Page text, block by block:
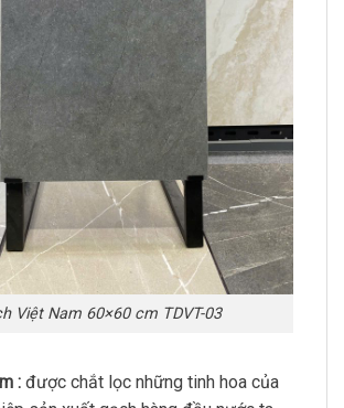
Việt Nam 60×60 cm TDVT-03
: được chắt lọc những tinh hoa của